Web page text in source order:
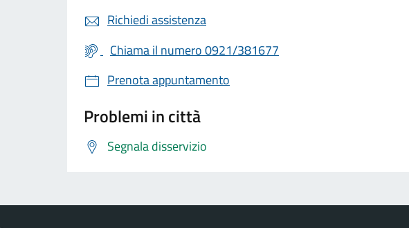
Richiedi assistenza
Chiama il numero 0921/381677
Prenota appuntamento
Problemi in città
Segnala disservizio